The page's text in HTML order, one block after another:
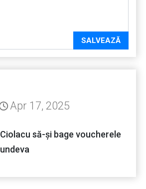
SALVEAZĂ
Apr 17, 2025
Ciolacu să-și bage voucherele
undeva